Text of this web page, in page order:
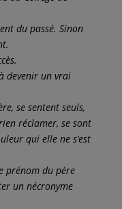
du passé. Sinon
devenir un vrai
se sentent seuls,
réclamer, se sont
qui elle ne s’est
prénom du père
un nécronyme